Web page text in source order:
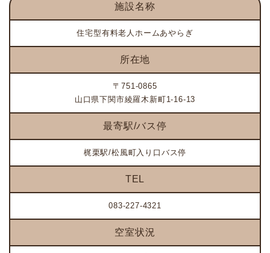
施設名称
住宅型有料老人ホームあやらぎ
所在地
〒751-0865
山口県下関市綾羅木新町1-16-13
最寄駅/バス停
梶栗駅/松風町入り口バス停
TEL
083-227-4321
空室状況